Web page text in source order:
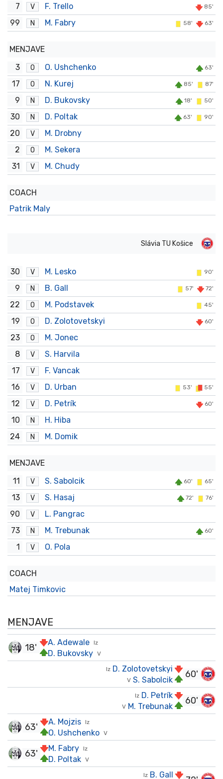
7
V F. Trello 85'
99 N M. Fabry 58' 63'
MENJAVE
3
O O. Ushchenko 63'
17 O N. Kurej 85' 87'
9 N D. Bukovsky 18' 50'
30 N D. Poltak 63' 90'
20 V
M. Drobny
2
O
M. Sekera
31
V M. Chudy
COACH
Patrik Maly
Slávia TU Košice
30 V M. Lesko 90'
9 N B. Gall 57' 72'
22 O M. Podstavek 45'
19 O D. Zolotovetskyi 60'
23 O
M. Jonec
8
V
S. Harvila
17
V
F. Vancak
16
V D. Urban 53' 55'
12 V D. Petrík 60'
10 N
H. Hiba
24
N M. Domik
MENJAVE
11
V S. Sabolcik 60' 65'
13 V S. Hasaj 72' 76'
90 V
L. Pangrac
73
N M. Trebunak 60'
1 V O. Pola
COACH
Matej Timkovic
MENJAVE
Iz
A. Adewale
V
D. Bukovsky
18'
60'
Iz D. Zolotovetskyi
V S. Sabolcik
60'
Iz D. Petrík
V M. Trebunak
Iz
A. Mojzis
V
O. Ushchenko
63'
Iz
M. Fabry
V
D. Poltak
63'
Iz B. Gall